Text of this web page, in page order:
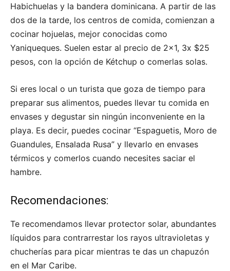
Habichuelas y la bandera dominicana. A partir de las
dos de la tarde, los centros de comida, comienzan a
cocinar hojuelas, mejor conocidas como
Yaniqueques. Suelen estar al precio de 2×1, 3x $25
pesos, con la opción de Kétchup o comerlas solas.
Si eres local o un turista que goza de tiempo para
preparar sus alimentos, puedes llevar tu comida en
envases y degustar sin ningún inconveniente en la
playa. Es decir, puedes cocinar “Espaguetis, Moro de
Guandules, Ensalada Rusa” y llevarlo en envases
térmicos y comerlos cuando necesites saciar el
hambre.
Recomendaciones:
Te recomendamos llevar protector solar, abundantes
líquidos para contrarrestar los rayos ultravioletas y
chucherías para picar mientras te das un chapuzón
en el Mar Caribe.